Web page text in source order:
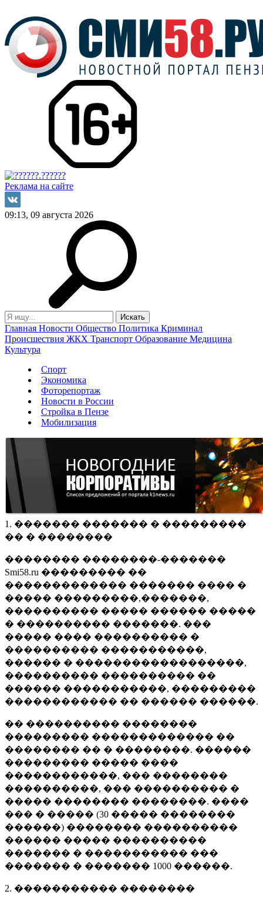
Реклама на сайте
09:13, 09 августа 2026
Главная Новости Общество Политика Криминал
Происшествия ЖКХ Транспорт Образование Медицина
Культура
Спорт
Экономика
Фоторепортаж
Новости в России
Стройка в Пензе
Мобилизация
1. ������� ������� � ���������
�� � ��������
�������� ��������-�������
Smi58.ru ��������� ��
������������� ������� ���� �
����� ���������,�������,
���������� ����� ������ �����
� ���������� �������. ���
����� ���� ���������� �
���������� �����������,
������ � ������������������,
���������� ���������� ��
������ �����������, ���������
������������ �� ������ ������.
�� ���������� ��������
��������� ������������� ��
�������� �� � ��������. ������
��������� ����� ����
������������, ��� ��������
����������, ��� ���������� �
����� �������� ��������. ����
��� � ����� (30 ����� ��������
������) �������� ����������
������ ����� ����������
������� � ����������� ���
������� � ������� 1000 ������.
2. ����������� ��������